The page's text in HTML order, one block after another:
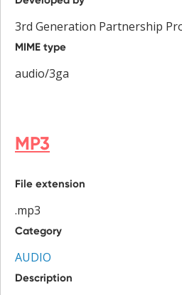
3rd Generation Partnership
MIME type
audio/3ga
MP3
File extension
.mp3
Category
AUDIO
Description